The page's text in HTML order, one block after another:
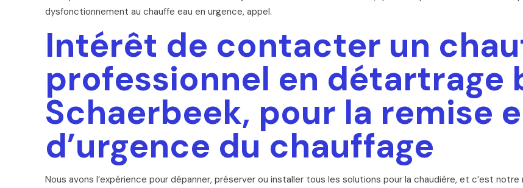
dysfonctionnement au chauffe eau en urgence, appel.
Intérêt de contacter un
professionnel en détartrage
Schaerbeek, pour la remise
d’urgence du chauffage
Nous avons l’expérience pour dépanner, préserver ou installer tous les solutions pour la chaudière, et c’est